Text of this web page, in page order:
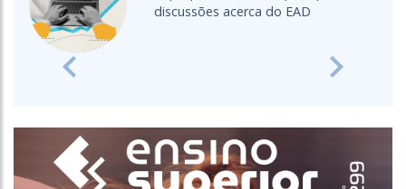
discussões acerca do EAD
Previous Next